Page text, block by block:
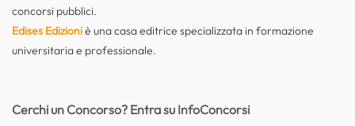
concorsi pubblici.
Edises Edizioniè una casa editrice specializzata in formazione
universitaria e professionale.
Cerchi un Concorso? Entra su InfoConcorsi